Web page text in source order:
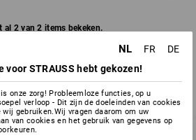
al 2 van 2 items bekeken.
NL FR
DE
voor STRAUSS hebt gekozen!
onze zorg! Probleemloze functies, op u
verloop - Dit zijn de doeleinden van cookies
gebruiken.Wij vragen daarom om uw
van cookies en het gebruik van gegevens op